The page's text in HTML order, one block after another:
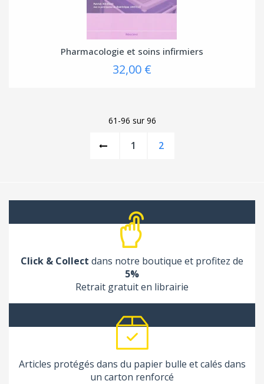
Pharmacologie et soins infirmiers
32,00 €
61-96 sur 96
1 2
Click & Collect dans notre boutique et profitez de
5%
Retrait gratuit en librairie
Articles protégés dans du papier bulle et calés dans
un carton renforcé